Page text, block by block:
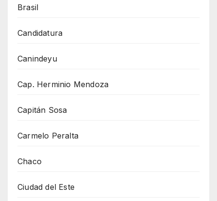
Brasil
Candidatura
Canindeyu
Cap. Herminio Mendoza
Capitán Sosa
Carmelo Peralta
Chaco
Ciudad del Este